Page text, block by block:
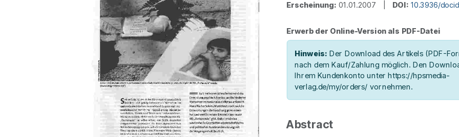
Erscheinung: 01.01.2007 | DOI: 10.3936/
Erwerb der Online-Version als PDF-Datei
Hinweis: Der Download des Artikels (PDF-
nach dem Kauf/Zahlung möglich. Den
Ihrem Kundenkonto unter https://hpsmedia-
verlag.de/my/orders/ vornehmen.
Abstract